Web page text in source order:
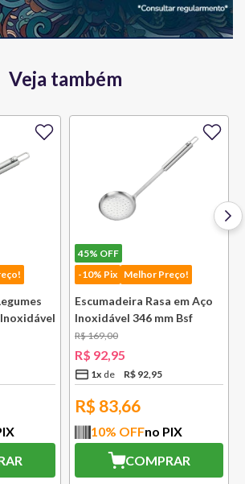
Veja também
45% OFF
-10% Pix Melhor Preço!
Escumadeira Rasa em Aço
Inoxidável 346 mm Bsf
R$169,00
R$ 92,95
1x R$ 92,95
R$ 83,66
10% OFFno PIX
COMPRAR